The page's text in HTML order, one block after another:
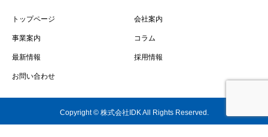
トップページ 会社案内
事業案内 コラム
最新情報 採用情報
お問い合わせ
Copyright © 株式会社IDK All Rights Reserved.